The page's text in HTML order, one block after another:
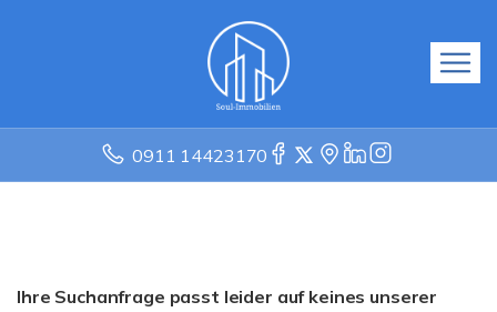
0911 14423170
Ihre Suchanfrage passt leider auf keines unserer